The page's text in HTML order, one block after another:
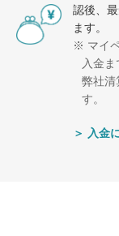
認後、
ます。
マイ
入金ま
弊社清
す。
＞ 入金